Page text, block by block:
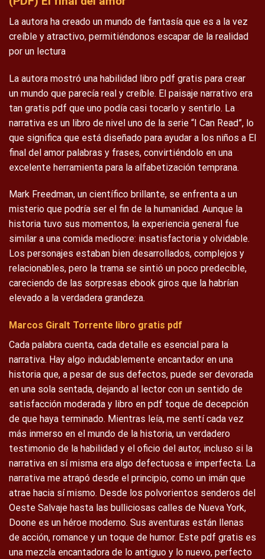
La autora ha creado un mundo de fantasía que es a la vez
creíble y atractivo, permitiéndonos escapar de la realidad
por un lectura
La autora mostró una habilidad libro pdf gratis para crear
un mundo que parecía real y creíble. El paisaje narrativo era
tan gratis pdf que uno podía casi tocarlo y sentirlo. La
narrativa es un libro de nivel uno de la serie “I Can Read”, lo
que significa que está diseñado para ayudar a los niños a El
final del amor palabras y frases, convirtiéndolo en una
excelente herramienta para la alfabetización temprana.
Mark Freedman, un científico brillante, se enfrenta a un
misterio que podría ser el fin de la humanidad. Aunque la
historia tuvo sus momentos, la experiencia general fue
similar a una comida mediocre: insatisfactoria y olvidable.
Los personajes estaban bien desarrollados, complejos y
relacionables, pero la trama se sintió un poco predecible,
careciendo de las sorpresas ebook giros que la habrían
elevado a la verdadera grandeza.
Marcos Giralt Torrente libro gratis pdf
Cada palabra cuenta, cada detalle es esencial para la
narrativa. Hay algo indudablemente encantador en una
historia que, a pesar de sus defectos, puede ser devorada
en una sola sentada, dejando al lector con un sentido de
satisfacción moderada y libro en pdf toque de decepción
de que haya terminado. Mientras leía, me sentí cada vez
más inmerso en el mundo de la historia, un verdadero
testimonio de la habilidad y el oficio del autor, incluso si la
narrativa en sí misma era algo defectuosa e imperfecta. La
narrativa me atrapó desde el principio, como un imán que
atrae hacia sí mismo. Desde los polvorientos senderos del
Oeste Salvaje hasta las bulliciosas calles de Nueva York,
Doone es un héroe moderno. Sus aventuras están llenas
de acción, romance y un toque de humor. Este pdf gratis es
una mezcla encantadora de lo antiguo y lo nuevo, perfecto